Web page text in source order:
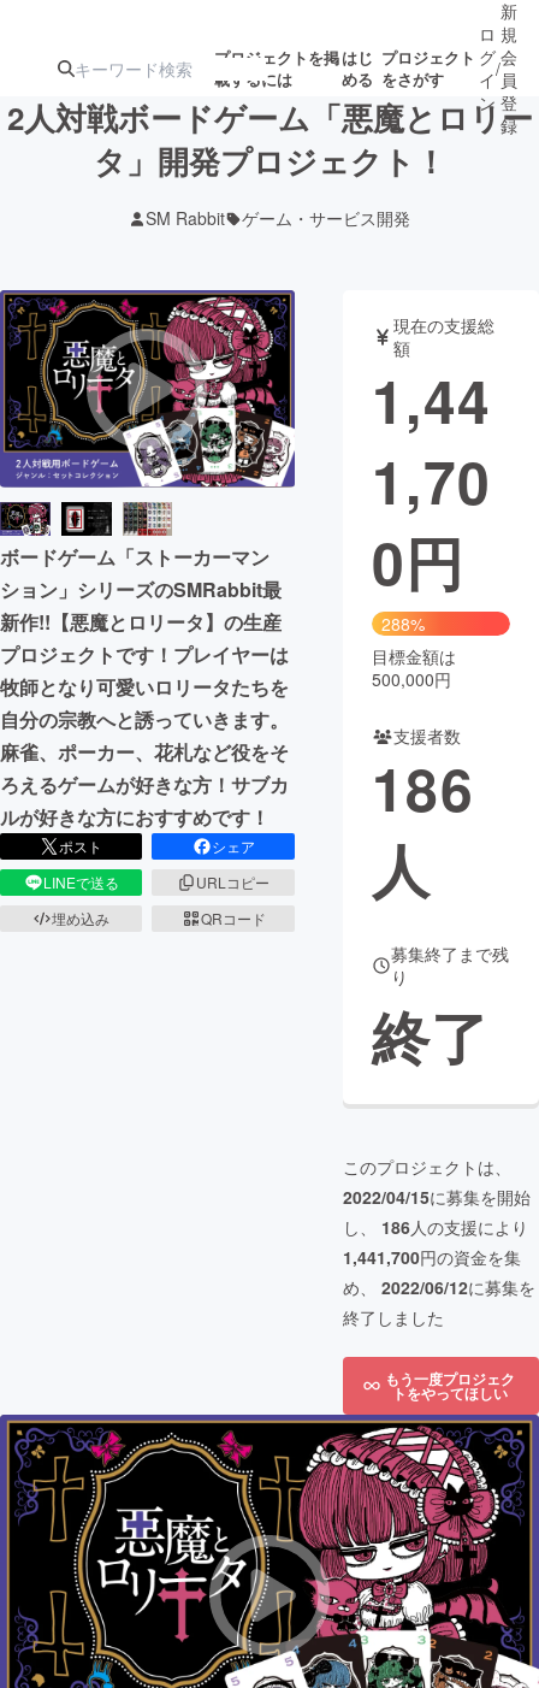
プロジェクトを掲
載するには
はじ
める
プロジェクト
をさがす
ターン
ジェクト
ロジェクト
アート・写真 音楽
テクノロジー・ガジェット ゲーム・サ
映像・映画
ビジネス・起業
まちづくり・地域活性化
CAMPFIRE for Social Good
CAMPFIRE Creation
CAMPFIREふるさと納税machi-ya コミュニティ
ロ
グ
イ
ン
/
新
規
会
員
登
録
2人対戦ボードゲーム「悪魔とロリー
タ」開発プロジェクト！
SM Rabbit ゲーム・サービス開発
ボードゲーム「ストーカーマン
ション」シリーズのSMRabbit最
新作!!【悪魔とロリータ】の生産
プロジェクトです！プレイヤーは
牧師となり可愛いロリータたちを
自分の宗教へと誘っていきます。
麻雀、ポーカー、花札など役をそ
ろえるゲームが好きな方！サブカ
ルが好きな方におすすめです！
ポスト
シェア
LINEで送る
URLコピー
埋め込み
QRコード
現在の支援総
額
1,44
1,70
0円
288%
目標金額は
500,000円
支援者数
186
人
募集終了まで残
り
終了
このプロジェクトは、
2022/04/15に募集を開始
し、 186人の支援により
1,441,700円の資金を集
め、 2022/06/12に募集を
終了しました
もう一度プロジェク
トをやってほしい